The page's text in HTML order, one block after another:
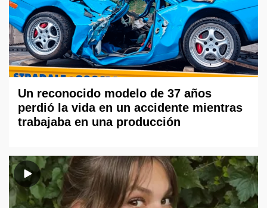
Un reconocido modelo de 37 años
perdió la vida en un accidente mientras
trabajaba en una producción